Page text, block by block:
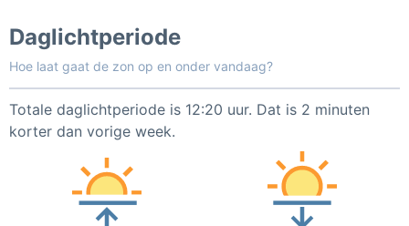
Daglichtperiode
Hoe laat gaat de zon op en onder vandaag?
Totale daglichtperiode is 12:20 uur. Dat is 2 minuten
korter dan vorige week.